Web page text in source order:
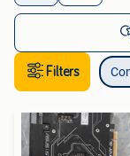
Filters